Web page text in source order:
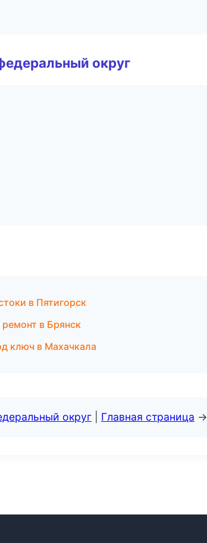
округ
в Пятигорск
в Брянск
ключ в Махачкала
округ Главная страница →